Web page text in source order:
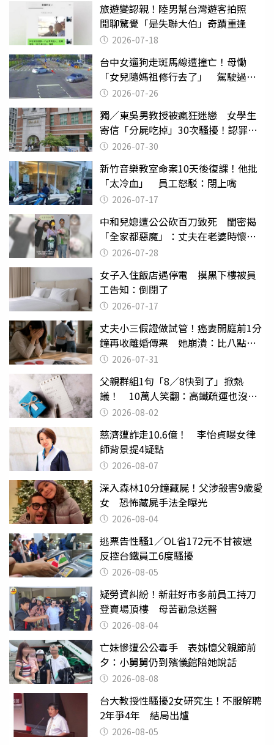
旅遊變認親！陸男幫台灣遊客拍照
閒聊驚覺「是失聯大伯」奇蹟重逢
2026-07-18
台中女遛狗走斑馬線遭撞亡！母慟
「女兒隨媽祖修行去了」 駕駛過失
致死判9月
2026-07-26
獨／東吳男教授被瘋狂迷戀 女學生
寄信「分屍吃掉」30次騷擾！認罪免
關 2026-07-30
新竹音樂教室命案10天後復課！他批
「太冷血」 員工怒駁：閉上嘴
2026-07-17
中和兒媳遭公公砍百刀致死 閨密揭
「全家都惡魔」：丈夫在老婆時懷孕
摔東西
2026-07-28
女子入住飯店遇停電 摸黑下樓被員
工告知：倒閉了
2026-07-17
丈夫小三假證做試管！癌妻開庭前1分
鐘再收離婚傳票 她崩潰：比八點檔
還扯2026-07-31
父親群組1句「8／8快到了」掀熱
議！ 10萬人笑翻：高鐵疏運也沒列
父親節
2026-08-02
慈濟遭詐走10.6億！ 李怡貞曝女律
師背景提4疑點
2026-08-07
深入森林10分鐘藏屍！父涉殺害9歲愛
女 恐怖藏屍手法全曝光
2026-08-04
逃票告性騷1／OL省172元不甘被逮
反控台鐵員工6度騷擾
2026-08-05
疑勞資糾紛！新莊好市多前員工持刀
登賣場頂樓 母苦勸急送醫
2026-08-04
亡妹慘遭公公毒手 表姊憶父親節前
夕：小舅舅仍到殯儀館陪她說話
2026-08-08
台大教授性騷擾2女研究生！不服解聘
2年爭4年 結局出爐
2026-08-05